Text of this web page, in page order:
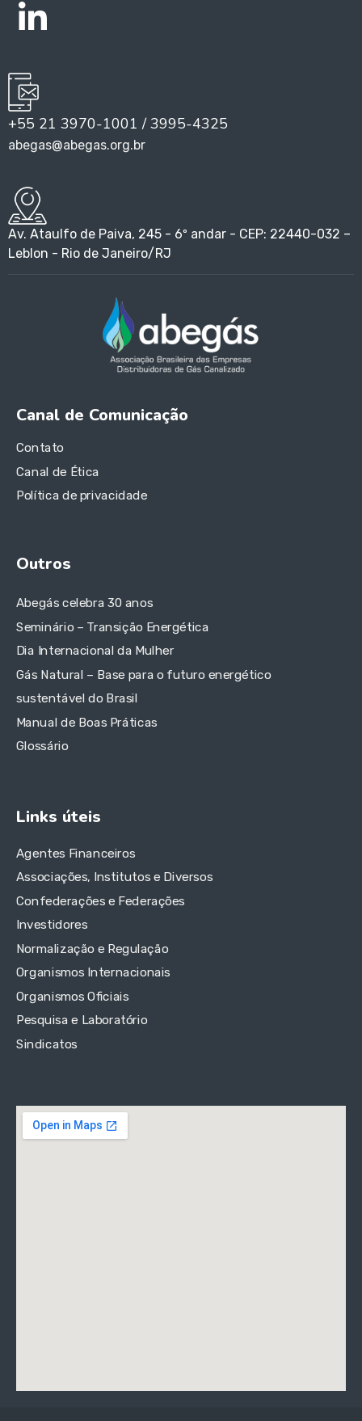
+55 21 3970-1001 / 3995-4325
abegas@abegas.org.br
Av. Ataulfo de Paiva, 245 - 6º andar - CEP: 22440-032 –
Leblon - Rio de Janeiro/RJ
Canal de Comunicação
Contato
Canal de Ética
Política de privacidade
Outros
Abegás celebra 30 anos
Seminário – Transição Energética
Dia Internacional da Mulher
Gás Natural – Base para o futuro energético
sustentável do Brasil
Manual de Boas Práticas
Glossário
Links úteis
Agentes Financeiros
Associações, Institutos e Diversos
Confederações e Federações
Investidores
Normalização e Regulação
Organismos Internacionais
Organismos Oficiais
Pesquisa e Laboratório
Sindicatos